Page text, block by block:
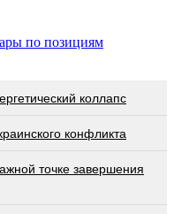
по позициям
коллапс
конфликта
точке завершения